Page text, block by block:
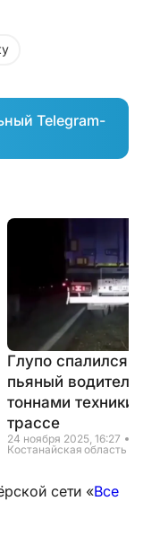
Telegram-
Глупо спалился:
пьяный
тоннами техники
трассе
24 ноября 2025, 16:27
Костанайская область
сети «Все